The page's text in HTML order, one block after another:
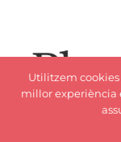
Utilitzem
millor experiència